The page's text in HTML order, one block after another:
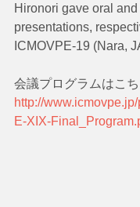
Hironori gave oral
presentations,
ICMOVPE-19 (Nara,
会議プログラムはこち
http://
E-XIX-